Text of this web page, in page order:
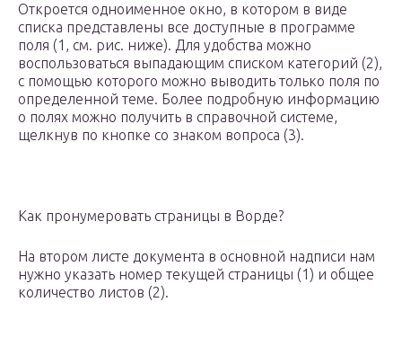
Откроется одноименное окно, в котором в виде
списка представлены все доступные в программе
поля (1, см. рис. ниже). Для удобства можно
воспользоваться выпадающим списком категорий (2),
с помощью которого можно выводить только поля по
определенной теме. Более подробную информацию
о полях можно получить в справочной системе,
щелкнув по кнопке со знаком вопроса (3).
Как пронумеровать страницы в Ворде?
На втором листе документа в основной надписи нам
нужно указать номер текущей страницы (1) и общее
количество листов (2).